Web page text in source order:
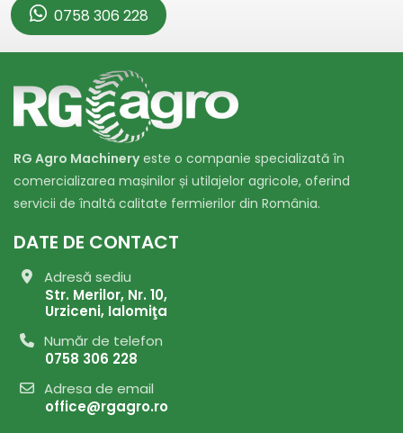
0758 306 228
RG Agro Machineryeste o companie specializată în
comercializarea mașinilor și utilajelor agricole, oferind
servicii de înaltă calitate fermierilor din România.
DATE DE CONTACT
Adresă sediu
Str. Merilor, Nr. 10,
Urziceni, Ialomiţa
Număr de telefon
0758 306 228
Adresa de email
office@rgagro.ro